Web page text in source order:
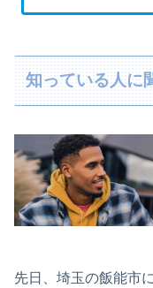
知っている人に
先日、埼玉の飯能市